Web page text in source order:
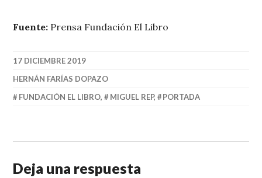
Fuente: Prensa Fundación El Libro
17 DICIEMBRE 2019
HERNÁN FARÍAS DOPAZO
FUNDACIÓN EL LIBRO, MIGUEL REP, PORTADA
Deja una respuesta